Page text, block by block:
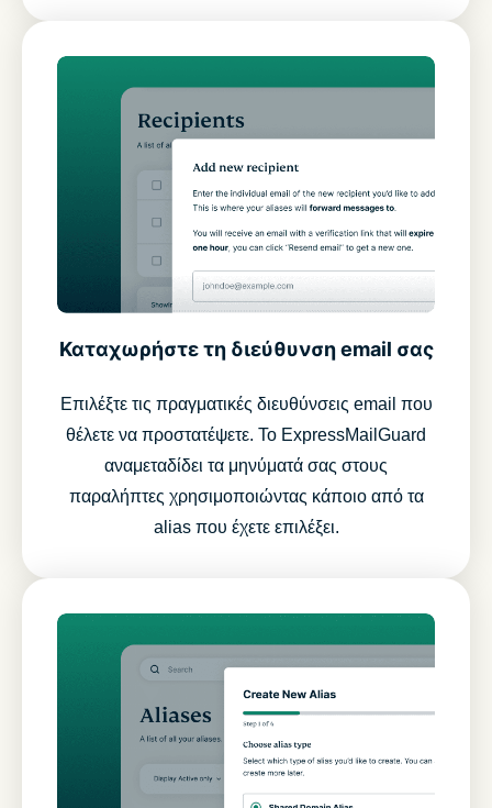
Καταχωρήστε τη διεύθυνση email σας
Επιλέξτε τις πραγματικές διευθύνσεις email που
θέλετε να προστατέψετε. Το ExpressMailGuard
αναμεταδίδει τα μηνύματά σας στους
παραλήπτες χρησιμοποιώντας κάποιο από τα
alias που έχετε επιλέξει.